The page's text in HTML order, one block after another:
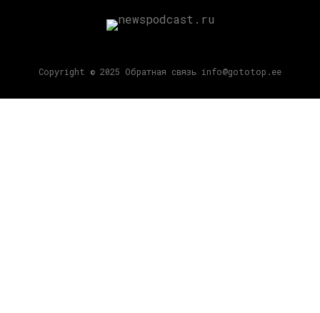
Copyright © 2025 Обратная связь info@gototop.ee